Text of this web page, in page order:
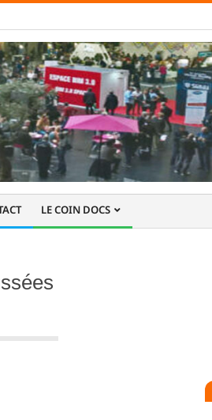
LE COIN DOCS